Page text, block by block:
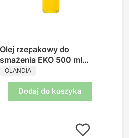
Olej rzepakowy do
smażenia EKO 500 ml
Olandia
PRODUCENT
OLANDIA
Dodaj do koszyka